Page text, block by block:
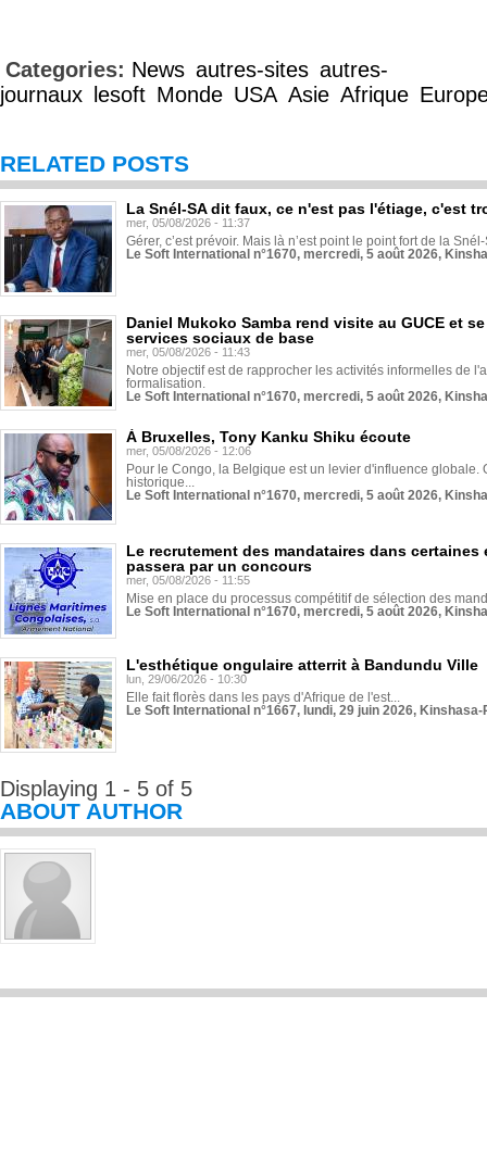
Categories: News autres-sites autres-
journaux
lesoft Monde USA Asie Afrique
RELATED POSTS
La Snél-SA dit faux, ce n'est pas l'étiage, c'est
mer, 05/08/2026 - 11:37
Gérer, c’est prévoir. Mais là n’est point le point fort de la
Le Soft International n°1670, mercredi, 5 août 2026,
Daniel Mukoko Samba rend visite au GUCE et
services sociaux de base
mer, 05/08/2026 - 11:43
Notre objectif est de rapprocher les activités informelles de
formalisation.
Le Soft International n°1670, mercredi, 5 août 2026,
À Bruxelles, Tony Kanku Shiku écoute
mer, 05/08/2026 - 12:06
Pour le Congo, la Belgique est un levier d'influence globale.
historique...
Le Soft International n°1670, mercredi, 5 août 2026,
Le recrutement des mandataires dans
passera par un concours
mer, 05/08/2026 - 11:55
Mise en place du processus compétitif de sélection des
Le Soft International n°1670, mercredi, 5 août 2026,
L'esthétique ongulaire atterrit à Bandundu Ville
lun, 29/06/2026 - 10:30
Elle fait florès dans les pays d'Afrique de l'est...
Le Soft International n°1667, lundi, 29 juin 2026,
Displaying 1 - 5 of 5
ABOUT AUTHOR